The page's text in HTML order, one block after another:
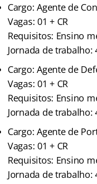
Cargo: Agente de
Vagas: 01 + CR
Requisitos: Ensino
Jornada de trabalho:
Cargo: Agente de
Vagas: 01 + CR
Requisitos: Ensino
Jornada de trabalho:
Cargo: Agente de
Vagas: 01 + CR
Requisitos: Ensino
Jornada de trabalho: